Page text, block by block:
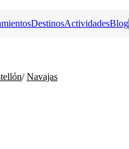
DestinosActividadesBlog
/ Navajas